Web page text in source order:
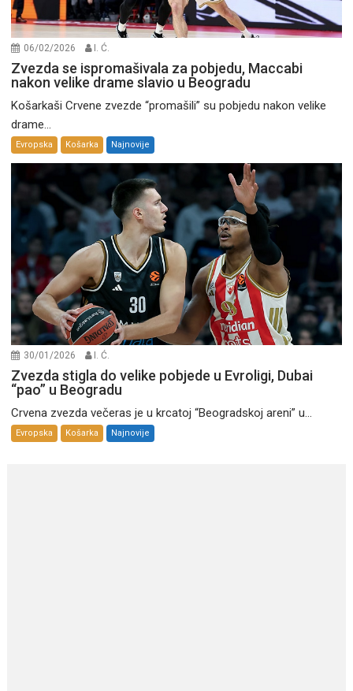
06/02/2026 I. Ć.
Zvezda se ispromašivala za pobjedu, Maccabi
nakon velike drame slavio u Beogradu
Košarkaši Crvene zvezde “promašili” su pobjedu nakon velike
drame...
Evropska Košarka Najnovije
30/01/2026 I. Ć.
Zvezda stigla do velike pobjede u Evroligi, Dubai
“pao” u Beogradu
Crvena zvezda večeras je u krcatoj “Beogradskoj areni” u...
Evropska Košarka Najnovije